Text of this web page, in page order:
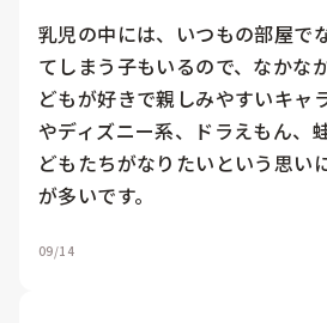
乳児の中には、いつもの部屋で
てしまう子もいるので、なかな
どもが好きで親しみやすいキャ
やディズニー系、ドラえもん、
どもたちがなりたいという思い
が多いです。
09/14